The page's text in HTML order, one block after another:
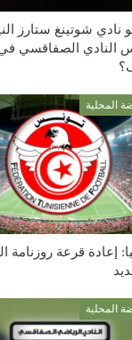
نادي شوتينغ ستارز
النادي الصفاقسي
المحلية
إعادة قرعة روزنامة
المحلية